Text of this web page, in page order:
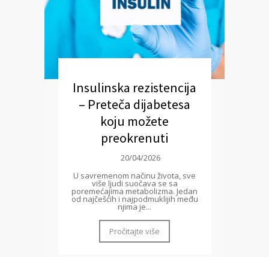
Insulinska rezistencija
– Preteča dijabetesa
koju možete
preokrenuti
20/04/2026
U savremenom načinu života, sve
više ljudi suočava se sa
poremećajima metabolizma. Jedan
od najčešćih i najpodmuklijih među
njima je...
Pročitajte više